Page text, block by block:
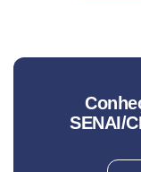
SENAI/